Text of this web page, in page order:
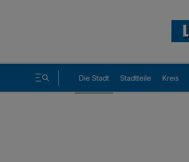
Die Stadt Stadtteile Kreis